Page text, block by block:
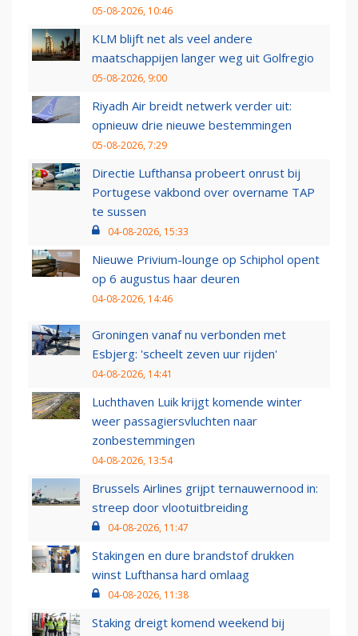
05-08-2026, 10:46
KLM blijft net als veel andere
maatschappijen langer weg uit Golfregio
05-08-2026, 9:00
Riyadh Air breidt netwerk verder uit:
opnieuw drie nieuwe bestemmingen
05-08-2026, 7:29
Directie Lufthansa probeert onrust bij
Portugese vakbond over overname TAP
te sussen
04-08-2026, 15:33
Nieuwe Privium-lounge op Schiphol opent
op 6 augustus haar deuren
04-08-2026, 14:46
Groningen vanaf nu verbonden met
Esbjerg: 'scheelt zeven uur rijden'
04-08-2026, 14:41
Luchthaven Luik krijgt komende winter
weer passagiersvluchten naar
zonbestemmingen
04-08-2026, 13:54
Brussels Airlines grijpt ternauwernood in:
streep door vlootuitbreiding
04-08-2026, 11:47
Stakingen en dure brandstof drukken
winst Lufthansa hard omlaag
04-08-2026, 11:38
Staking dreigt komend weekend bij